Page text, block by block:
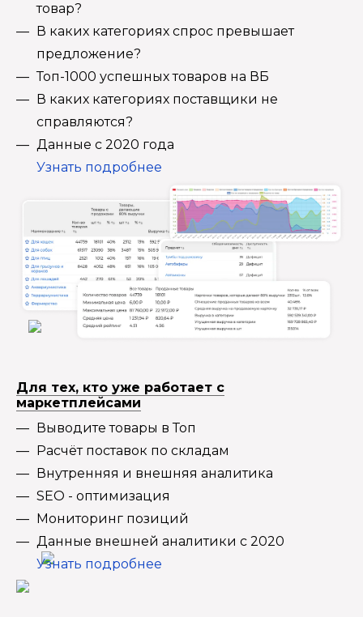
товар?
В каких категориях спрос превышает
предложение?
Топ-1000 успешных товаров на ВБ
В каких категориях поставщики не
справляются?
Данные с 2020 года
Узнать подробнее
Для тех, кто уже работает с
маркетплейсами
Выводите товары в Топ
Расчёт поставок по складам
Внутренняя и внешняя аналитика
SEO - оптимизация
Мониторинг позиций
Данные внешней аналитики с 2020
Узнать подробнее